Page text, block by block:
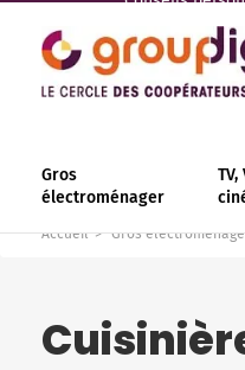
Gros
électroménager
Accueil Gros